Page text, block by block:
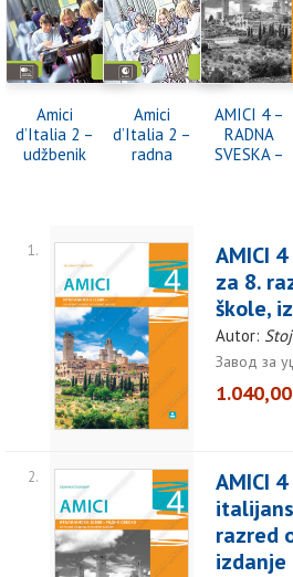
Amici
d’Italia 2 –
udžbenik
Amici
d’Italia 2 –
radna
AMICI 4 –
RADNA
SVESKA –
škole,
izdanje
2023 god.
1.
AMICI
za 8.
škole,
Autor:
Завод за
2.
AMICI 4
razred
izdanje